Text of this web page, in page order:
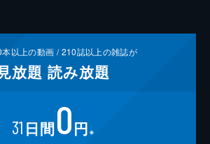
本以上の動画 /210誌以上の雑誌が
放題 読み放題
31 日間0円 ※